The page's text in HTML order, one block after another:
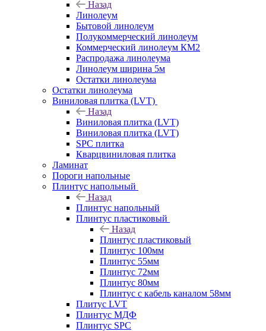
Назад
Линолеум
Бытовой линолеум
Полукоммерческий линолеум
Коммерческий линолеум КМ2
Распродажа линолеума
Линолеум ширина 5м
Остатки линолеума
Остатки линолеума
Виниловая плитка (LVT)
Назад
Виниловая плитка (LVT)
Виниловая плитка (LVT)
SPC плитка
Кварцвиниловая плитка
Ламинат
Пороги напольные
Плинтус напольный
Назад
Плинтус напольный
Плинтус пластиковый
Назад
Плинтус пластиковый
Плинтус 100мм
Плинтус 55мм
Плинтус 72мм
Плинтус 80мм
Плинтус с кабель каналом 58мм
Плитус LVT
Плинтус МДФ
Плинтус SPC